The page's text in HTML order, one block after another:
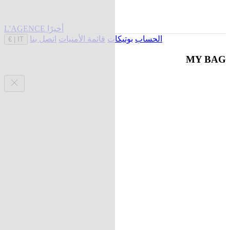
L'AGENCE أخيرًا
IT
€ الحساب بوتيكات قائمة الأمنيات اتصل بنا
MY BAG